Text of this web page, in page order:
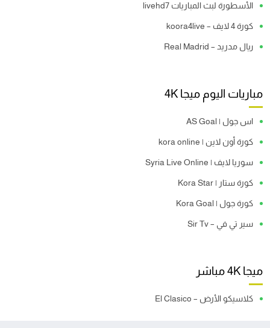
الأسطورة لبث المباريات livehd7
كورة 4 لايف – koora4live
ريال مدريد – Real Madrid
مباريات اليوم ميجا 4K
اس جول | AS Goal
كورة أون لاين | kora online
سوريا لايف | Syria Live Online
كورة ستار | Kora Star
كورة جول | Kora Goal
سير تي في – Sir Tv
ميجا 4K مباشر
كلاسيكو الأرض – El Clasico